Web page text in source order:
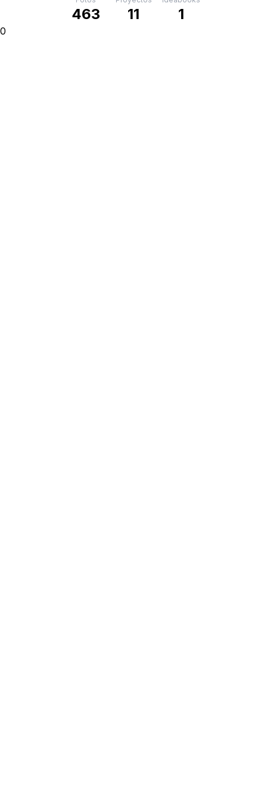
463 11 1
0